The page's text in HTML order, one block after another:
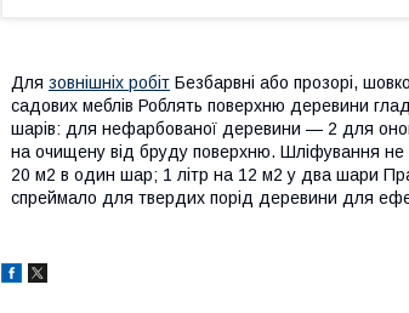
Для зовнішніх робіт Безбарвні або прозорі,
садових меблів Роблять поверхню деревини
шарів: для нефарбованої деревини — 2 для
на очищену від бруду поверхню. Шліфування не
20 м2 в один шар; 1 літр на 12 м2 у два шари
спреймало для твердих порід деревини для